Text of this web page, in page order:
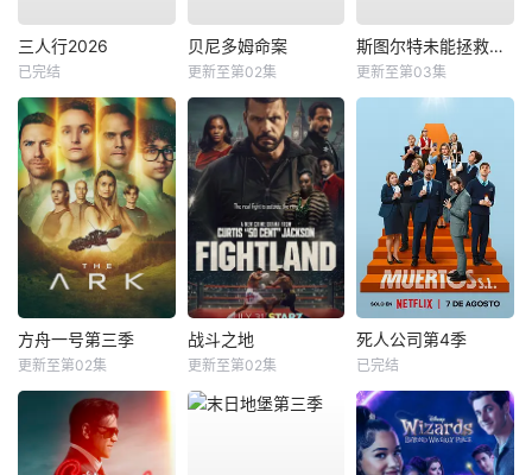
三人行2026
已完结
贝尼多姆命案
更新至第02集
斯图尔特未能拯救宇宙
更新至第03集
方舟一号第三季
更新至第02集
战斗之地
更新至第02集
死人公司第4季
已完结